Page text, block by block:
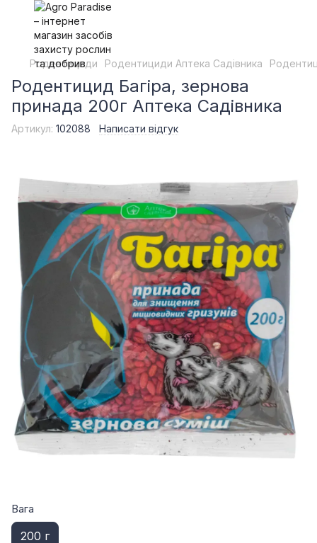
Родентициди Родентициди Аптека Садівника
Родентицид Багіра, зернова
принада 200г Аптека Садівника
Артикул: 102088 Написати відгук
Вага
200 г